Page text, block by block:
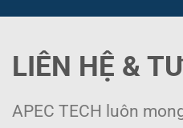
LIÊN HỆ &
APEC TECH luôn